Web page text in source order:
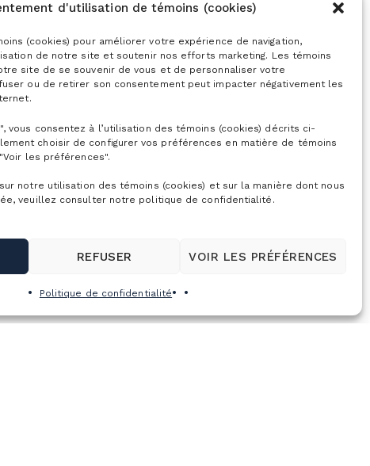
d'utilisation de témoins (cookies)
(cookies) pour améliorer votre expérience de navigation,
de notre site et soutenir nos efforts marketing. Les témoins
site de se souvenir de vous et de personnaliser votre
ou de retirer son consentement peut impacter négativement les
vous consentez à l’utilisation des témoins (cookies) décrits ci-
choisir de configurer vos préférences en matière de témoins
les préférences".
notre utilisation des témoins (cookies) et sur la manière dont nous
veuillez consulter notre politique de confidentialité.
REFUSER VOIR LES PRÉFÉRENCES
Politique de confidentialité
valide le samedi soir
d’achat de billet
ses invités.
par courriel ou